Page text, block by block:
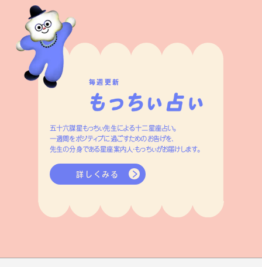
毎週更新
五十六謀星もっちぃ先生による十二星座占い。
一週間をポジティブに過ごすためのお告げを、
先生の分身である星座案内人・もっちぃがお届けします。
詳しくみる